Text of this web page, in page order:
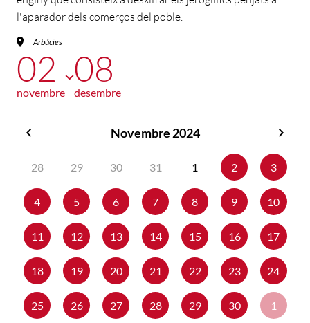
l'aparador dels comerços del poble.
Arbúcies
02
novembre
08
desembre
Novembre 2024
28
29 30 31 1 2 3
4 5 6 7 8 9 10
11 12 13 14 15 16 17
18 19 20 21 22 23 24
25 26 27 28 29 30 1